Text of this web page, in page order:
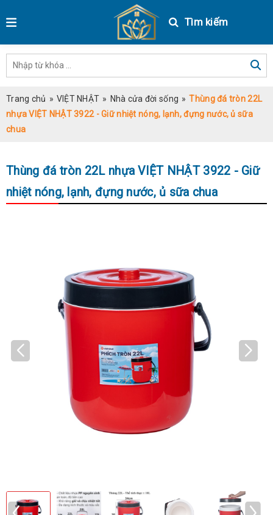
Tìm kiếm
Trang chủ » VIỆT NHẬT » Nhà cửa đời sống » Thùng đá tròn 22L
nhựa VIỆT NHẬT 3922 - Giữ nhiệt nóng, lạnh, đựng nước, ủ sữa
chua
Thùng đá tròn 22L nhựa VIỆT NHẬT 3922 - Giữ
nhiệt nóng, lạnh, đựng nước, ủ sữa chua